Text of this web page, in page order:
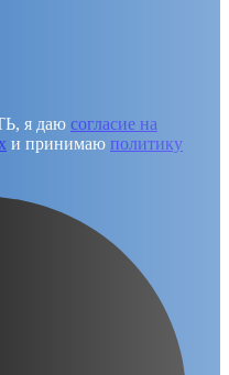
я даю согласие на
и принимаю политику